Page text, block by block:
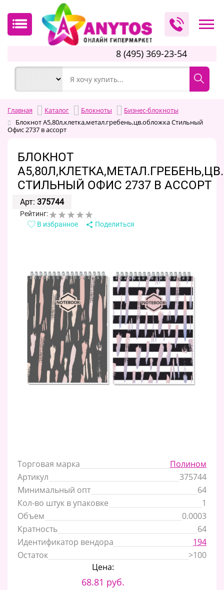
8 (495) 369-23-54
Главная Каталог Блокноты
Бизнес-блокноты
Блокнот А5,80л,клетка,метал.гребень,цв.обложка Стильный
Офис 2737 в ассорт
БЛОКНОТ
СТИЛЬНЫЙ ОФИС 2737 В АССОРТ
Арт: 375744
Рейтинг:
В избранное
Поделиться
Торговая марка
Полином
Артикул
375744
Минимальный опт
64
Кол-во штук в упаковке
1
Объем
0.0003
Кратность
64
Идентификатор вендора
194
Остаток
>100
Цена:
68.81 руб.